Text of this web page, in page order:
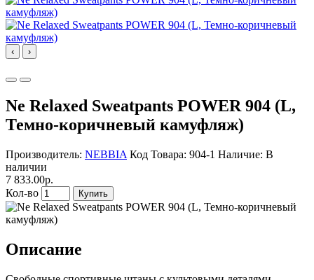
‹ ›
Ne Relaxed Sweatpants POWER 904 (L,
Темно-коричневый камуфляж)
Производитель: NEBBIA Код Товара: 904-1 Наличие: В
наличии
7 833.00р.
Кол-во
Купить
Описание